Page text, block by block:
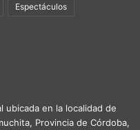
Espectáculos
ubicada en la localidad de
Provincia de Córdoba,